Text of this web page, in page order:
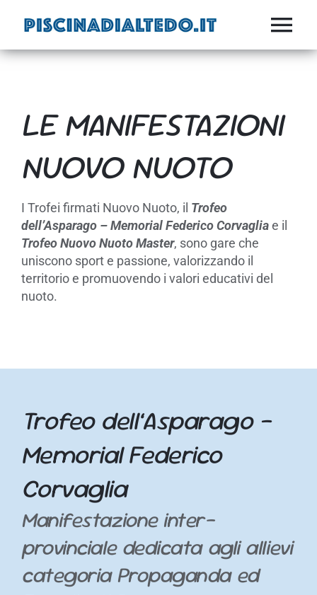
FITNESS
ESTATE
NEWS
IMPIANTI
CONTATTI
LE MANIFESTAZIONI
NUOVO NUOTO
I Trofei firmati Nuovo Nuoto, il Trofeo
dell’Asparago – Memorial Federico Corvagliae il
Trofeo Nuovo Nuoto Master, sono gare che
uniscono sport e passione, valorizzando il
territorio e promuovendo i valori educativi del
nuoto.
Trofeo dell’Asparago –
Memorial Federico
Corvaglia
Manifestazione inter-
provinciale dedicata agli allievi
categoria Propaganda ed